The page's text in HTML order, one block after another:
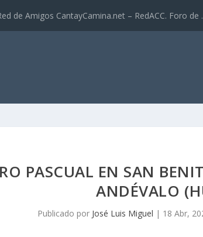
de Amigos CantayCamina.net – RedACC. Foro de
PASCUAL EN SAN
ANDÉVALO
Publicado por José Luis Miguel | 18 Abr,